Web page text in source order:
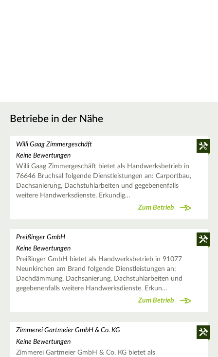
Betriebe in der Nähe
Willi Gaag Zimmergeschäft
Keine Bewertungen
Willi Gaag Zimmergeschäft bietet als Handwerksbetrieb in
76646 Bruchsal folgende Dienstleistungen an: Carportbau,
Dachsanierung, Dachstuhlarbeiten und gegebenenfalls
weitere Handwerksdienste. Erkundig…
Zum Betrieb
Preißinger GmbH
Keine Bewertungen
Preißinger GmbH bietet als Handwerksbetrieb in 91077
Neunkirchen am Brand folgende Dienstleistungen an:
Dachdämmung, Dachsanierung, Dachstuhlarbeiten und
gegebenenfalls weitere Handwerksdienste. Erkun…
Zum Betrieb
Zimmerei Gartmeier GmbH & Co. KG
Keine Bewertungen
Zimmerei Gartmeier GmbH & Co. KG bietet als